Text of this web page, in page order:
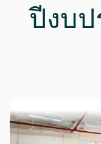
ปีงบ